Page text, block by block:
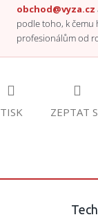
obchod@vyza.cz
podle toho, k čemu
profesionálům od
TISK ZEPTAT